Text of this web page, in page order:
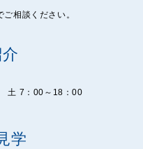
相談ください。
7：00～18：00
学